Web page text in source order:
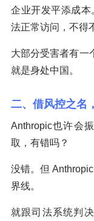
企业开发平添成
法正常访问，不得
大部分受害者有一
就是身处中国。
二、借风控之名
Anthropic也许会
取，有错吗？
没错。但
界线。
就跟司法系统判